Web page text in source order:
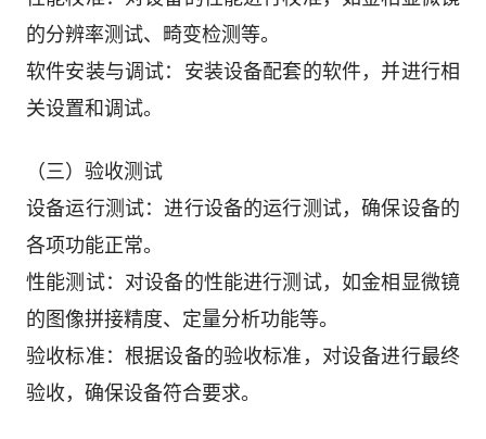
的分辨率测试、畸变检测等。
软件安装与调试：安装设备配套的软件，并进行相
关设置和调试。
（三）验收测试
设备运行测试：进行设备的运行测试，确保设备的
各项功能正常。
性能测试：对设备的性能进行测试，如金相显微镜
的图像拼接精度、定量分析功能等。
验收标准：根据设备的验收标准，对设备进行最终
验收，确保设备符合要求。